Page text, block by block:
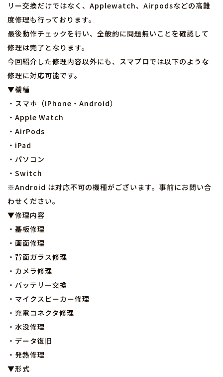
リー交換だけではなく、Applewatch、Airpodsなどの高難
度修理も行っております。
最後動作チェックを行い、全般的に問題無いことを確認して
修理は完了となります。
今回紹介した修理内容以外にも、スマプロでは以下のような
修理に対応可能です。
▼機種
・スマホ（iPhone・Android）
・Apple Watch
・AirPods
・iPad
・パソコン
・Switch
※Android は対応不可の機種がございます。事前にお問い合
わせください。
▼修理内容
・基板修理
・画面修理
・背面ガラス修理
・カメラ修理
・バッテリー交換
・マイクスピーカー修理
・充電コネクタ修理
・水没修理
・データ復旧
・発熱修理
▼形式